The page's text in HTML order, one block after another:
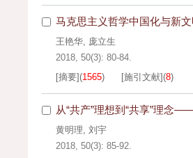
马克思主义哲学中国化与新
王艳华, 庞立生
2018, 50(3): 80-84.
[摘要](1565) [施引文献](8)
从“共产”理想到“共享”理念
黄明理, 刘宇
2018, 50(3): 85-92.